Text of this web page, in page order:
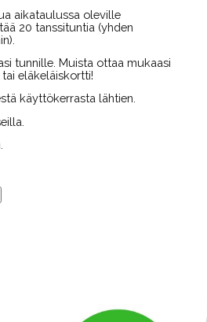
aikataulussa oleville
20 tanssituntia (yhden
tunnille. Muista ottaa mukaasi
eläkeläiskortti!
käyttökerrasta lähtien.